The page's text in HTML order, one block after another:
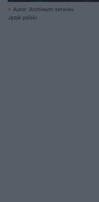
Autor: Archiwum serwisu
Język polski